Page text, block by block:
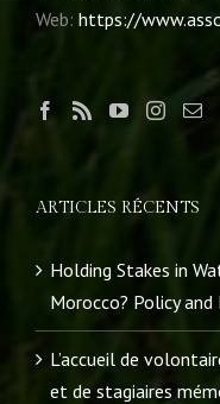
Web: https://
ARTICLES RÉCENTS
Holding Stakes in
Morocco? Policy
L’accueil de
et de stagiaires